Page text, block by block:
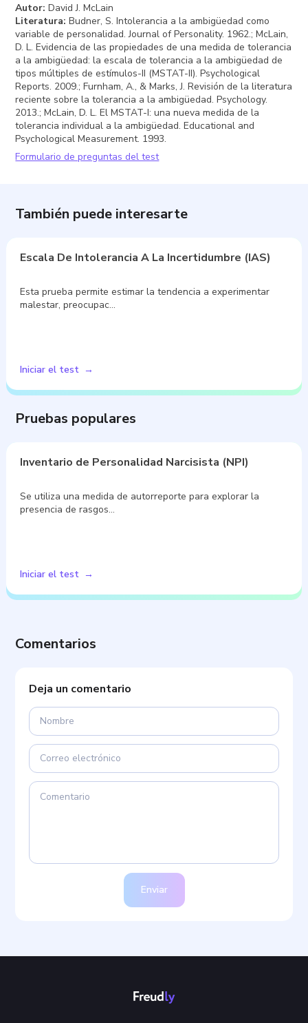
Autor: David J. McLain
Literatura: Budner, S. Intolerancia a la ambigüedad como
variable de personalidad. Journal of Personality. 1962.; McLain,
D. L. Evidencia de las propiedades de una medida de tolerancia
a la ambigüedad: la escala de tolerancia a la ambigüedad de
tipos múltiples de estímulos-II (MSTAT-II). Psychological
Reports. 2009.; Furnham, A., & Marks, J. Revisión de la literatura
reciente sobre la tolerancia a la ambigüedad. Psychology.
2013.; McLain, D. L. El MSTAT-I: una nueva medida de la
tolerancia individual a la ambigüedad. Educational and
Psychological Measurement. 1993.
Formulario de preguntas del test
También puede interesarte
Escala De Intolerancia A La Incertidumbre (IAS)
Esta prueba permite estimar la tendencia a experimentar
malestar, preocupac…
Iniciar el test
Pruebas populares
Inventario de Personalidad Narcisista (NPI)
Se utiliza una medida de autorreporte para explorar la
presencia de rasgos…
Iniciar el test
Comentarios
Deja un comentario
Enviar